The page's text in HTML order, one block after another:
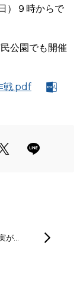
）９時からで
公園でも開催
戦.pdf
が…